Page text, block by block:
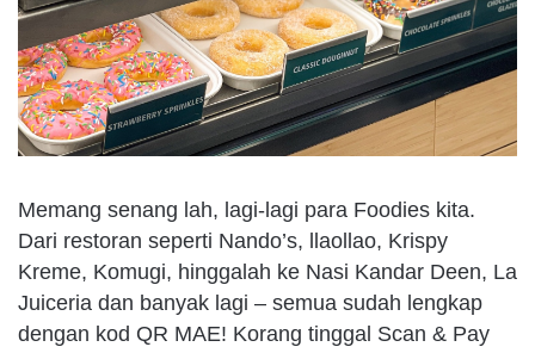
Memang senang lah, lagi-lagi para Foodies kita.
Dari restoran seperti Nando’s, llaollao, Krispy
Kreme, Komugi, hinggalah ke Nasi Kandar Deen, La
Juiceria dan banyak lagi – semua sudah lengkap
dengan kod QR MAE! Korang tinggal Scan & Pay